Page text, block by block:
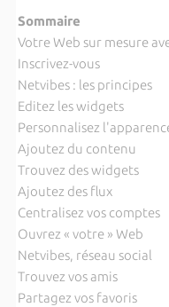
Sommaire
Votre Web sur mesure
Inscrivez-vous
Netvibes : les principes
Editez les widgets
Personnalisez
Ajoutez du contenu
Trouvez des widgets
Ajoutez des flux
Centralisez vos comptes
Ouvrez « votre » Web
Netvibes, réseau social
Trouvez vos amis
Partagez vos favoris